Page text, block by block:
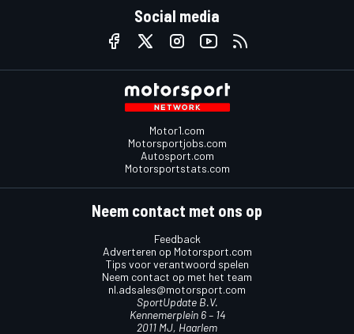
Social media
Motor1.com
Motorsportjobs.com
Autosport.com
Motorsportstats.com
Neem contact met ons op
Feedback
Adverteren op Motorsport.com
Tips voor verantwoord spelen
Neem contact op met het team
nl.adsales@motorsport.com
SportUpdate B.V.
Kennemerplein 6 – 14
2011 MJ, Haarlem